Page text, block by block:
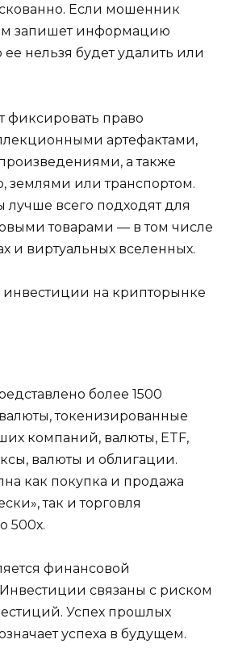
Если мошенник
запишет информацию
ее нельзя будет удалить или
фиксировать право
артефактами,
а также
землями или транспортом.
лучше всего подходят для
товарами — в том числе
и виртуальных вселенных.
инвестиции на крипторынке
более 1500
токенизированные
компаний, валюты, ETF,
валюты и облигации.
как покупка и продажа
так и торговля
500х.
финансовой
связаны с риском
Успех прошлых
успеха в будущем.